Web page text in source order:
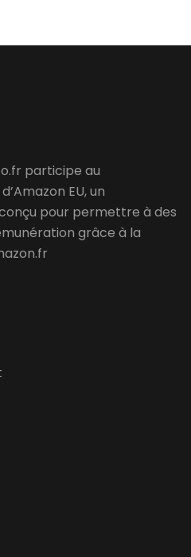
participe au
EU, un
pour permettre à des
grâce à la